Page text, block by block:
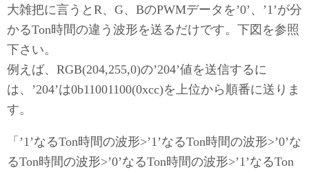
大雑把に言うとR、G、BのPWMデータを’0’、’1’が分
かるTon時間の違う波形を送るだけです。下図を参照
下さい。
例えば、RGB(204,255,0)の’204’値を送信するに
は、’204’は0b11001100(0xcc)を上位から順番に送りま
す。
「’1’なるTon時間の波形>’1’なるTon時間の波形>’0’な
るTon時間の波形>’0’なるTon時間の波形>’1’なるTon